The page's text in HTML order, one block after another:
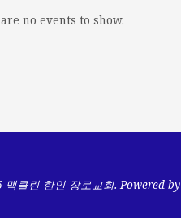
no events to show.
클린 한인 장로교회. Powered by